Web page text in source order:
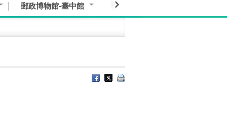
郵政博物館-臺中館